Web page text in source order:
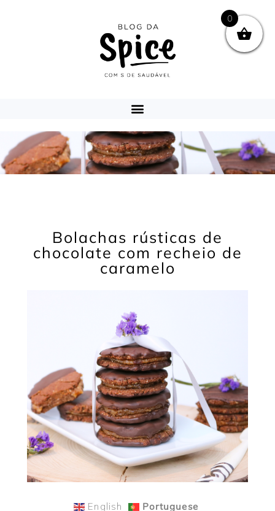
Bolachas rústicas de
chocolate com recheio de
caramelo
English Portuguese
0